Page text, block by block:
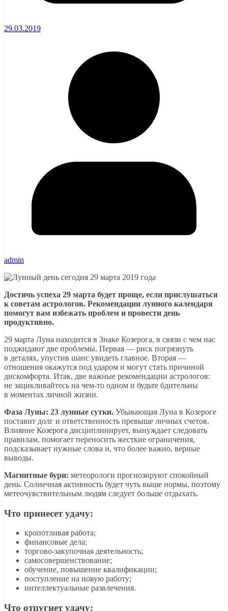
29.03.2019
admin
Достичь успеха 29 марта будет проще, если прислушаться
к советам астрологов. Рекомендации лунного календаря
помогут вам избежать проблем и провести день
продуктивно.
29 марта Луна находится в Знаке Козерога, в связи с чем нас
поджидают две проблемы. Первая — риск погрязнуть
в деталях, упустив шанс увидеть главное. Вторая —
отношения окажутся под ударом и могут стать причиной
дискомфорта. Итак, две важные рекомендации астрологов:
не зацикливайтесь на чем-то одном и будьте бдительны
в моментах личной жизни.
Фаза Луны: 23 лунные сутки. Убывающая Луна в Козероге
поставит долг и ответственность превыше личных счетов.
Влияние Козерога дисциплинирует, вынуждает следовать
правилам, помогает переносить жесткие ограничения,
подсказывает нужные слова и, что более важно, верные
выводы.
Магнитные бури: метеорологи прогнозируют спокойный
день. Солнечная активность будет чуть выше нормы, поэтому
метеочувствительным людям следует больше отдыхать.
Что принесет удачу:
кропотливая работа;
финансовые дела;
торгово-закупочная деятельность;
самосовершенствование;
обучение, повышение квалификации;
поступление на новую работу;
интеллектуальные развлечения.
Что отпугнет удачу: